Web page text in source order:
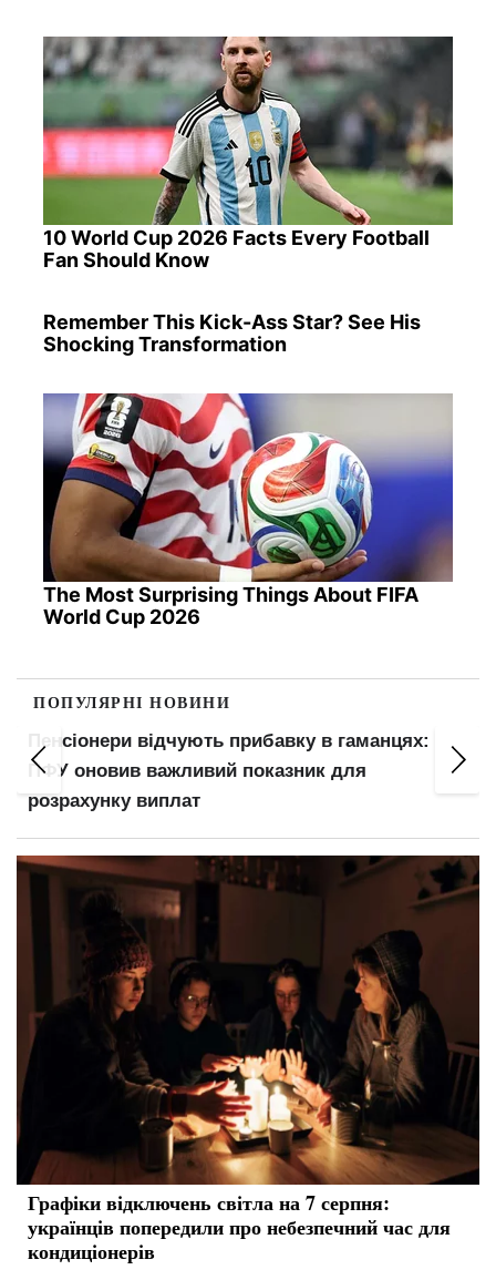
10 World Cup 2026 Facts Every Football
Fan Should Know
Remember This Kick-Ass Star? See His
Shocking Transformation
The Most Surprising Things About FIFA
World Cup 2026
ПОПУЛЯРНІ НОВИНИ
100 000 кв.м складів знищено під Києвом: як
подорожчають продукти через удари РФ
Графіки відключень світла на 7 серпня:
українців попередили про небезпечний час для
кондиціонерів